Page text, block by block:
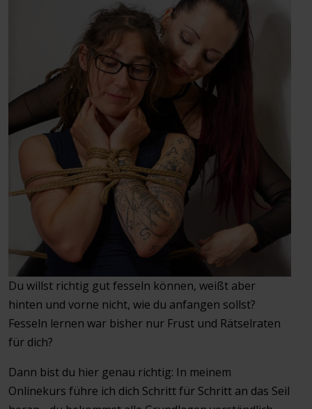
Du willst richtig gut fesseln können, weißt aber
hinten und vorne nicht, wie du anfangen sollst?
Fesseln lernen war bisher nur Frust und Rätselraten
für dich?
Dann bist du hier genau richtig: In meinem
Onlinekurs führe ich dich Schritt für Schritt an das Seil